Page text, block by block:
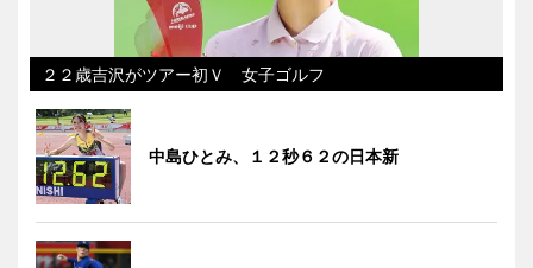
２２歳吉沢がツアー初Ｖ 女子ゴルフ
中島ひとみ、１２秒６２の日本新